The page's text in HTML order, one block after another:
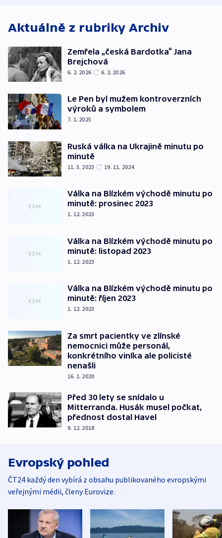
Aktuálně z rubriky Archiv
Zemřela „česká Bardotka“ Jana
Brejchová
6. 2. 2026 6. 2. 2026
Le Pen byl mužem kontroverzních
výroků a symbolem
7. 1. 2025
Ruská válka na Ukrajině minutu po
minutě
11. 5. 2023 19. 11. 2024
Válka na Blízkém východě minutu po
minutě: prosinec 2023
1. 12. 2023
Válka na Blízkém východě minutu po
minutě: listopad 2023
1. 12. 2023
Válka na Blízkém východě minutu po
minutě: říjen 2023
1. 12. 2023
Za smrt pacientky ve zlínské
nemocnici může personál,
konkrétního viníka ale policisté
nenašli
16. 1. 2020
Před 30 lety se snídalo u
Mitterranda. Husák musel počkat,
přednost dostal Havel
9. 12. 2018
Evropský pohled
ČT24 každý den vybírá z obsahu publikovaného evropskými
veřejnými médii, členy Eurovize.